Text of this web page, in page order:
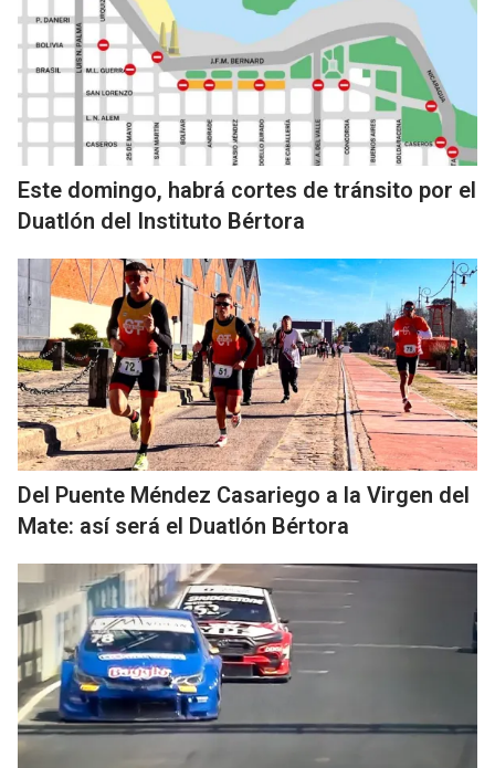
Este domingo, habrá cortes de tránsito por el
Duatlón del Instituto Bértora
Del Puente Méndez Casariego a la Virgen del
Mate: así será el Duatlón Bértora